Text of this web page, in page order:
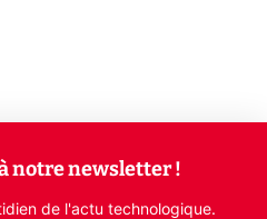
notre newsletter !
de l'actu technologique.